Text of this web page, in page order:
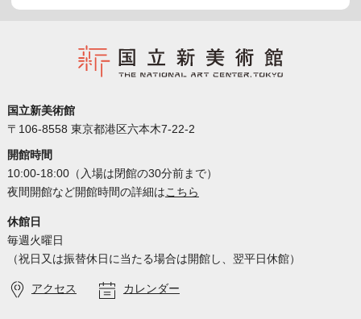
国立新美術館
〒106-8558 東京都港区六本木7-22-2
開館時間
10:00-18:00（入場は閉館の30分前まで）
夜間開館など開館時間の詳細はこちら
休館日
毎週火曜日
（祝日又は振替休日に当たる場合は開館し、翌平日休館）
アクセス カレンダー